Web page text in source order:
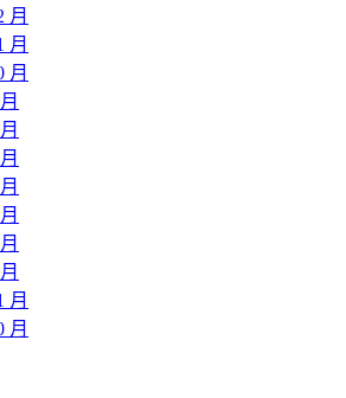
月
月
月
月
月